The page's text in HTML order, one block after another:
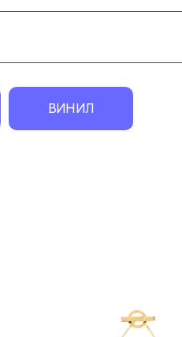
ВИНИЛ